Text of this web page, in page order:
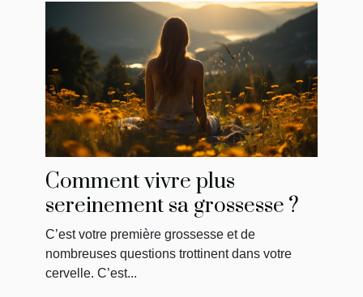
Comment vivre plus
sereinement sa grossesse ?
C’est votre première grossesse et de
nombreuses questions trottinent dans votre
cervelle. C’est...